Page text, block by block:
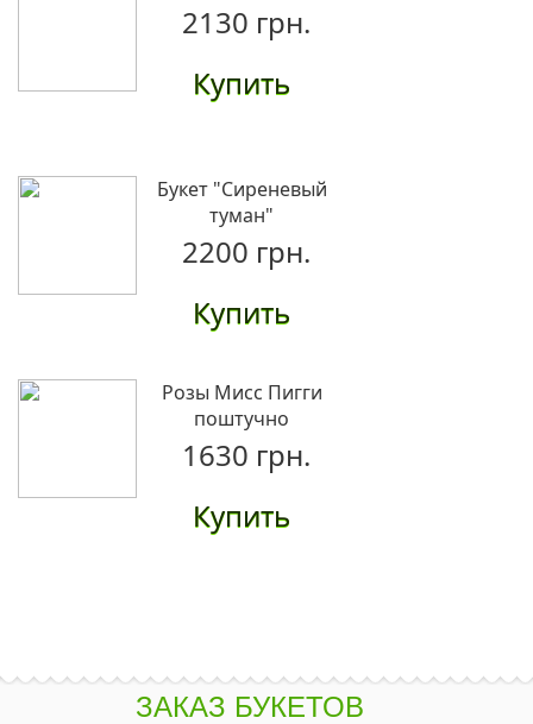
2130 грн.
Купить
Букет "Сиреневый
туман"
2200 грн.
Купить
Розы Мисс Пигги
поштучно
1630 грн.
Купить
Купить
ЗАКАЗ БУКЕТОВ